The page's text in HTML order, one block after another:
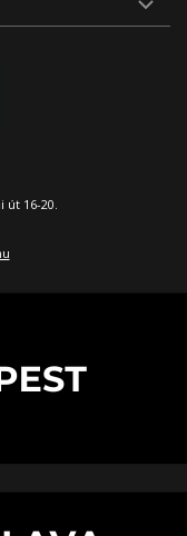
út 16-20.